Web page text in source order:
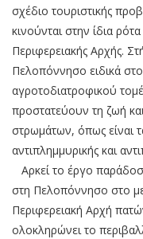
σχέδιο τουριστικής
κινούνται στην ίδια
Περιφερειακής Αρχής.
Πελοπόννησο ειδικά
αγροτοδιατροφικού
προστατεύουν τη ζωή
στρωμάτων, όπως είναι
αντιπλημμυρικής και
Αρκεί το έργο
στη Πελοπόννησο στο
Περιφερειακή Αρχή
ολοκληρώνει το